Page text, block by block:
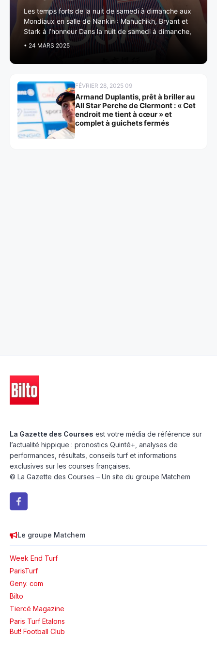
Les temps forts de la nuit de samedi à dimanche aux
Mondiaux en salle de Nankin : Mahuchikh, Bryant et
Stark à l’honneur Dans la nuit de samedi à dimanche,
• 24 MARS 2025
FÉVRIER 28, 2025 09
Armand Duplantis, prêt à briller au
All Star Perche de Clermont : « Cet
endroit me tient à cœur » et
complet à guichets fermés
La Gazette des Courses est votre média de référence sur
l’actualité hippique : pronostics Quinté+, analyses de
performances, résultats, conseils turf et informations
exclusives sur les courses françaises.
© La Gazette des Courses – Un site du groupe Matchem
Le groupe Matchem
Week End Turf
ParisTurf
Geny. com
Bilto
Tiercé Magazine
Paris Turf Etalons
But! Football Club